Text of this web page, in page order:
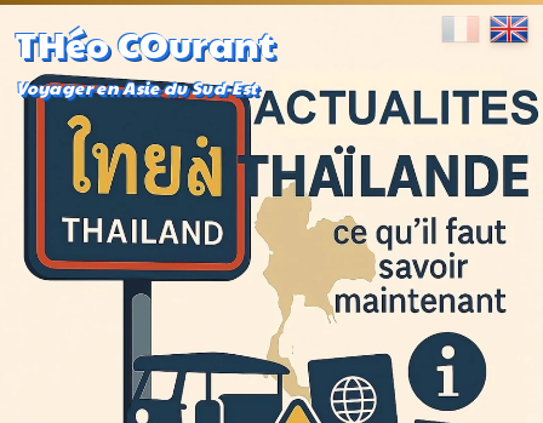
THéo COurant
Voyager en Asie du Sud-Est